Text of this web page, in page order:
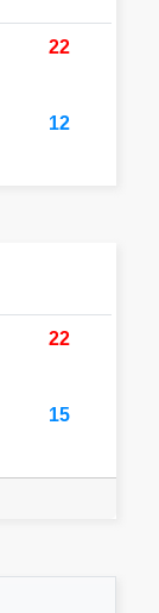
22
12
22
15